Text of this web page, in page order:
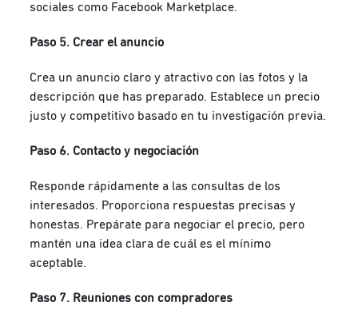
sociales como Facebook Marketplace.
Paso 5. Crear el anuncio
Crea un anuncio claro y atractivo con las fotos y la
descripción que has preparado. Establece un precio
justo y competitivo basado en tu investigación previa.
Paso 6. Contacto y negociación
Responde rápidamente a las consultas de los
interesados. Proporciona respuestas precisas y
honestas. Prepárate para negociar el precio, pero
mantén una idea clara de cuál es el mínimo
aceptable.
Paso 7. Reuniones con compradores